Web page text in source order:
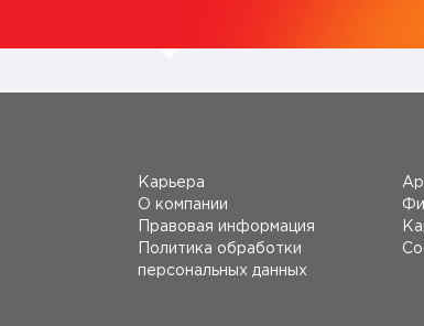
Карьера
О компании
Правовая информация
Политика обработки
персональных данных